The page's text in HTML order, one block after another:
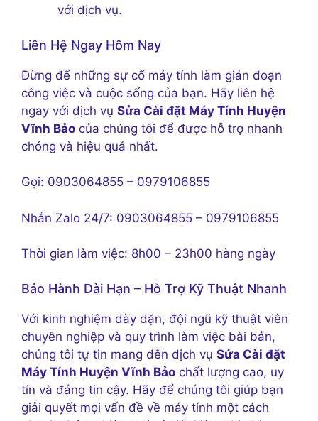
với dịch vụ.
Liên Hệ Ngay Hôm Nay
Đừng để những sự cố máy tính làm gián đoạn
công việc và cuộc sống của bạn. Hãy liên hệ
ngay với dịch vụ Sửa Cài đặt Máy Tính Huyện
Vĩnh Bảo của chúng tôi để được hỗ trợ nhanh
chóng và hiệu quả nhất.
Gọi: 0903064855 – 0979106855
Nhắn Zalo 24/7: 0903064855 – 0979106855
Thời gian làm việc: 8h00 – 23h00 hàng ngày
Bảo Hành Dài Hạn – Hỗ Trợ Kỹ Thuật Nhanh
Với kinh nghiệm dày dặn, đội ngũ kỹ thuật viên
chuyên nghiệp và quy trình làm việc bài bản,
chúng tôi tự tin mang đến dịch vụ Sửa Cài đặt
Máy Tính Huyện Vĩnh Bảo chất lượng cao, uy
tín và đáng tin cậy. Hãy để chúng tôi giúp bạn
giải quyết mọi vấn đề về máy tính một cách